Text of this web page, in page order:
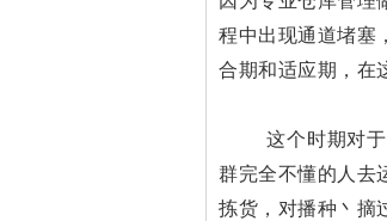
程中出现通道堵塞
合期和适应期，在
这个时期对于仓
群完全不懂的人去
拣货，对播种丶摘